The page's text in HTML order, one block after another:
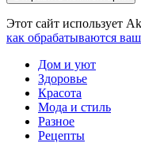
Этот сайт использует
как обрабатываются
Дом и уют
Здоровье
Красота
Мода и стиль
Разное
Рецепты